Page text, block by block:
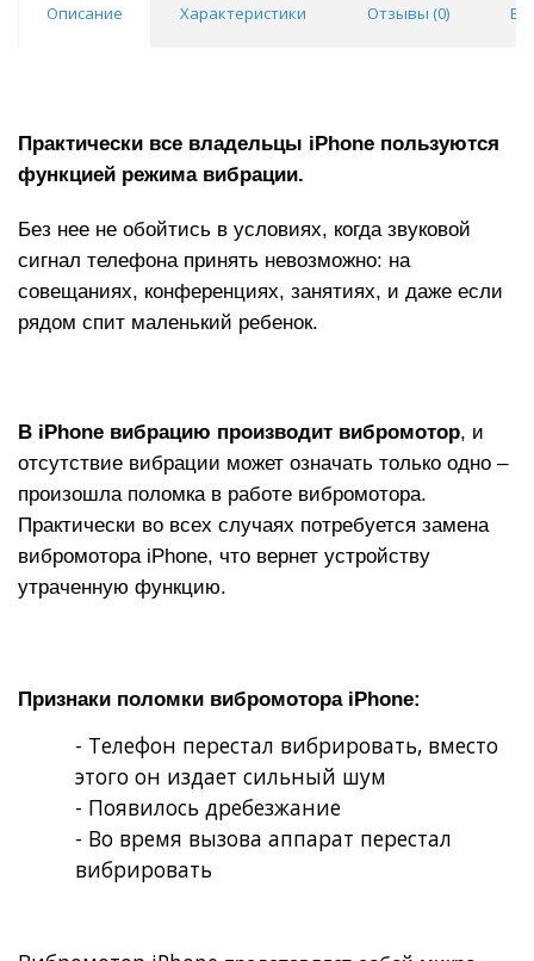
Описание Характеристики Отзывы (0)
Практически все владельцы iPhone пользуются
функцией режима вибрации.
Без нее не обойтись в условиях, когда звуковой
сигнал телефона принять невозможно: на
совещаниях, конференциях, занятиях, и даже если
рядом спит маленький ребенок.
В iPhone вибрацию производит вибромотор, и
отсутствие вибрации может означать только одно –
произошла поломка в работе вибромотора.
Практически во всех случаях потребуется замена
вибромотора iPhone, что вернет устройству
утраченную функцию.
Признаки поломки вибромотора iPhone:
- Телефон перестал вибрировать, вместо
этого он издает сильный шум
- Появилось дребезжание
- Во время вызова аппарат перестал
вибрировать